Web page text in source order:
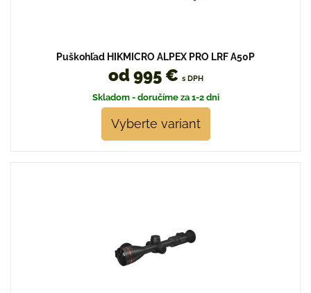
Puškohľad HIKMICRO ALPEX PRO LRF A50P
od 995 € s DPH
Skladom - doručíme za 1-2 dni
Vyberte variant